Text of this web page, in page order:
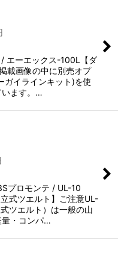
エーエックス-100L【ダ
載画像の中に別売オプ
ガイラインキット)を使
います。…
プロモンテ / UL-10
式ツエルト】ご注意UL-
ツエルト）は一般の山
量・コンパ…